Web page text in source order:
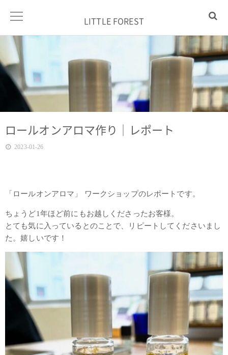
LITTLE FOREST
ロールオンアロマ作り｜レポート
2023-01-26
「ロールオンアロマ」 ワークショップのレポートです。
ちょうど1年ほど前にもお越しくださったお客様。
とても気に入っているとのことで、リピートしてくださいまし
た。嬉しいです！